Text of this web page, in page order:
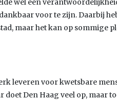
voor te zijn. Daarbij
maar het kan op sommige
leveren voor kwetsbare
Den Haag veel op, maar